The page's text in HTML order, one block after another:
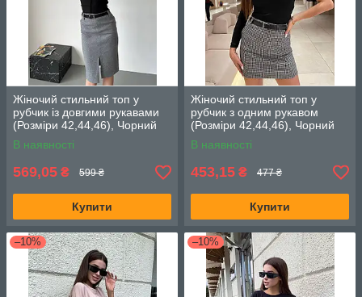
Жіночий стильний топ у
рубчик із довгими рукавами
(Розміри 42,44,46), Чорний
В наявності
569,05 ₴ 599 ₴
Купити
Жіночий стильний топ у
рубчик з одним рукавом
(Розміри 42,44,46), Чорний
В наявності
453,15 ₴ 477 ₴
Купити
–10% –10%